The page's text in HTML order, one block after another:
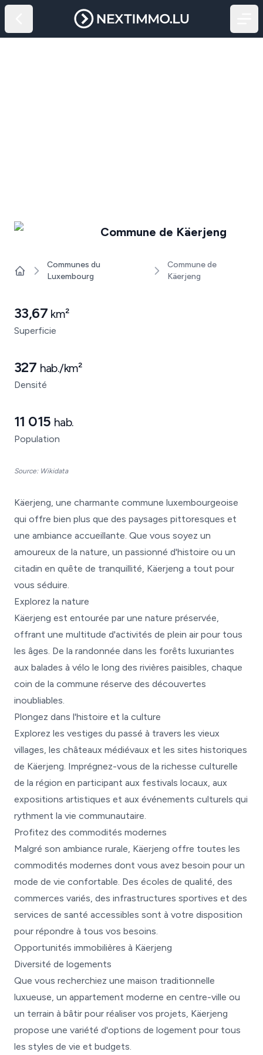
Commune de Käerjeng
Communes du
Luxembourg
Commune de
Käerjeng
Superficie
33,67 km²
Densité
327 hab./km²
Population
11 015 hab.
Source: Wikidata
Käerjeng, une charmante commune luxembourgeoise
qui offre bien plus que des paysages pittoresques et
une ambiance accueillante. Que vous soyez un
amoureux de la nature, un passionné d'histoire ou un
citadin en quête de tranquillité, Käerjeng a tout pour
vous séduire.
Explorez la nature
Käerjeng est entourée par une nature préservée,
offrant une multitude d'activités de plein air pour tous
les âges. De la randonnée dans les forêts luxuriantes
aux balades à vélo le long des rivières paisibles, chaque
coin de la commune réserve des découvertes
inoubliables.
Plongez dans l'histoire et la culture
Explorez les vestiges du passé à travers les vieux
villages, les châteaux médiévaux et les sites historiques
de Käerjeng. Imprégnez-vous de la richesse culturelle
de la région en participant aux festivals locaux, aux
expositions artistiques et aux événements culturels qui
rythment la vie communautaire.
Profitez des commodités modernes
Malgré son ambiance rurale, Käerjeng offre toutes les
commodités modernes dont vous avez besoin pour un
mode de vie confortable. Des écoles de qualité, des
commerces variés, des infrastructures sportives et des
services de santé accessibles sont à votre disposition
pour répondre à tous vos besoins.
Opportunités immobilières à Käerjeng
Diversité de logements
Que vous recherchiez une maison traditionnelle
luxueuse, un appartement moderne en centre-ville ou
un terrain à bâtir pour réaliser vos projets, Käerjeng
propose une variété d'options de logement pour tous
les styles de vie et budgets.